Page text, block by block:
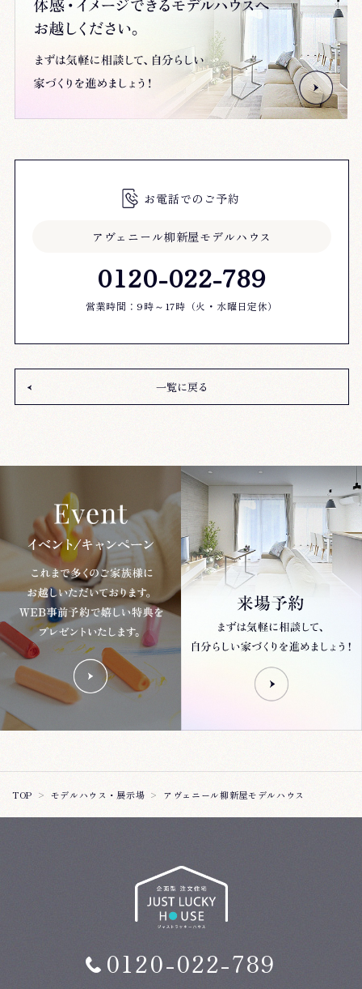
お電話でのご予約
アヴェニール柳新屋モデルハウス
0120-022-789
営業時間：9時～17時（火・水曜日定休）
一覧に戻る
TOP モデルハウス・展示場 アヴェニール柳新屋モデルハウス
0120-022-789